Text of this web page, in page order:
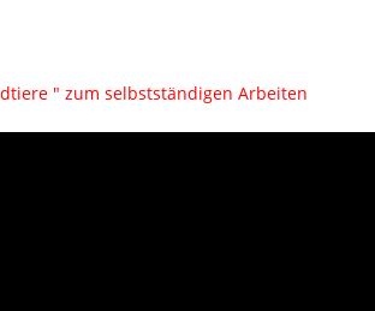
" zum selbstständigen Arbeiten